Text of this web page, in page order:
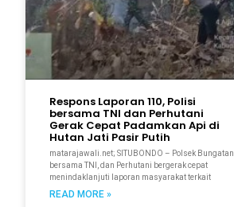
Respons Laporan 110, Polisi
bersama TNI dan Perhutani
Gerak Cepat Padamkan Api di
Hutan Jati Pasir Putih
matarajawali.net; SITUBONDO – Polsek Bungatan
bersama TNI, dan Perhutani bergerak cepat
menindaklanjuti laporan masyarakat terkait
READ MORE »